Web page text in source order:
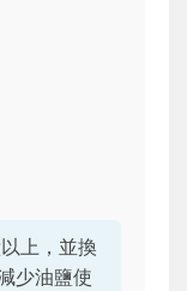
上，並換
少油鹽使